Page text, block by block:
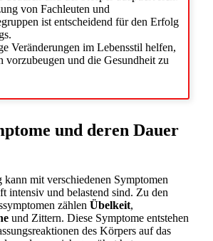
von Fachleuten und
ist entscheidend für den Erfolg
Veränderungen im Lebensstil helfen,
vorzubeugen und die Gesundheit zu
und deren Dauer
mit verschiedenen Symptomen
intensiv und belastend sind. Zu den
zählen Übelkeit,
und Zittern. Diese Symptome entstehen
des Körpers auf das